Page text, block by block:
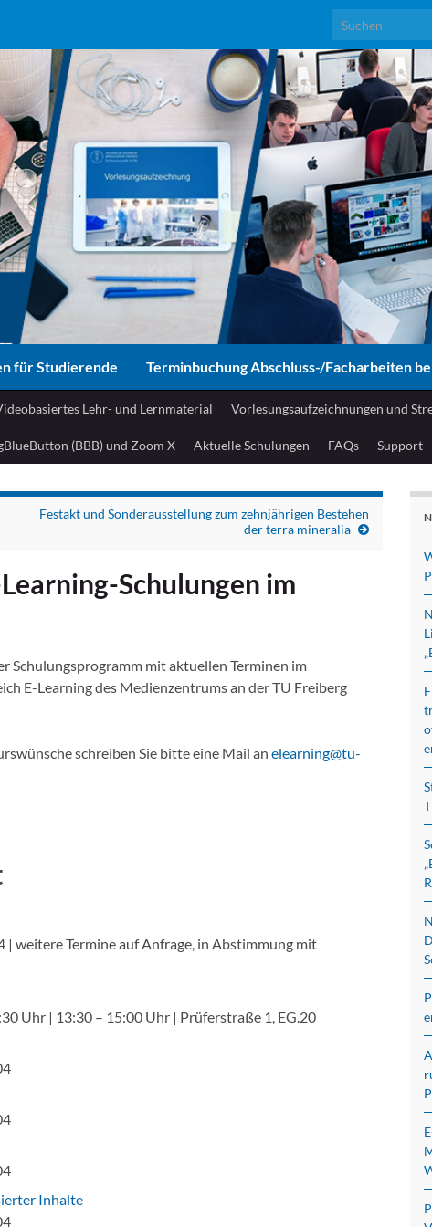
Search for:
für Studierende Terminbuchung Abschluss-/Facharbeiten
Lehr- und Lernmaterial Vorlesungsaufzeichnungen und
(BBB) und Zoom X Aktuelle Schulungen FAQs Support
Festakt und Sonderausstellung zum zehnjährigen Bestehen
der terra mineralia
Schulungen im
Schulungsprogramm mit aktuellen Terminen im
E-Learning des Medienzentrums an der TU Freiberg
schreiben Sie bitte eine Mail an elearning@tu-
| weitere Termine auf Anfrage, in Abstimmung mit
Uhr | 13:30 – 15:00 Uhr | Prüferstraße 1, EG.20
Inhalte